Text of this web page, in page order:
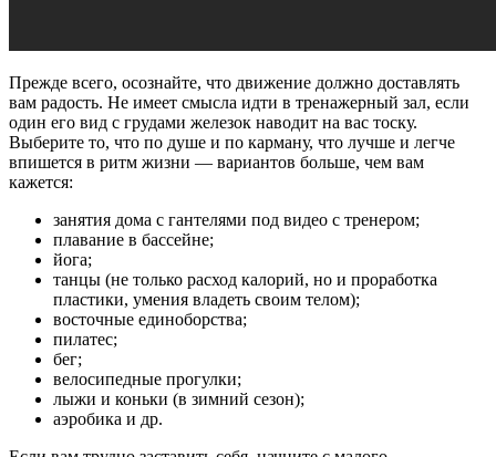
Прежде всего, осознайте, что движение должно доставлять
вам радость. Не имеет смысла идти в тренажерный зал, если
один его вид с грудами железок наводит на вас тоску.
Выберите то, что по душе и по карману, что лучше и легче
впишется в ритм жизни — вариантов больше, чем вам
кажется:
занятия дома с гантелями под видео с тренером;
плавание в бассейне;
йога;
танцы (не только расход калорий, но и проработка
пластики, умения владеть своим телом);
восточные единоборства;
пилатес;
бег;
велосипедные прогулки;
лыжи и коньки (в зимний сезон);
аэробика и др.